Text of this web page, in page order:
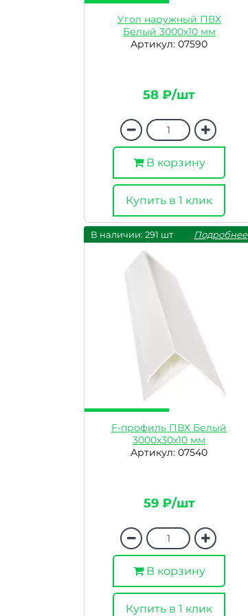
Угол наружный ПВХ
Белый 3000х10 мм
Артикул: 07590
58 ₽/шт
В корзину
Купить в 1 клик
В наличии: 291 шт Подробнее
F-профиль ПВХ Белый
3000х30х10 мм
Артикул: 07540
59 ₽/шт
В корзину
Купить в 1 клик